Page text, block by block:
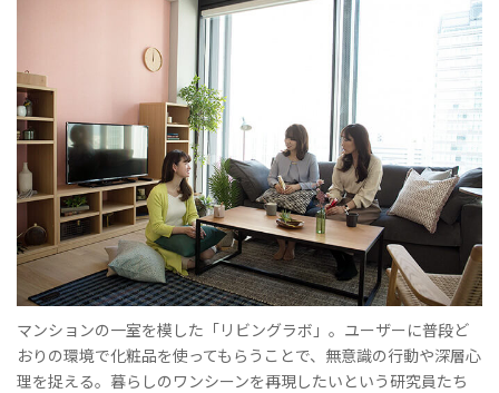
マンションの一室を模した「リビングラボ」。ユーザーに普段ど
おりの環境で化粧品を使ってもらうことで、無意識の行動や深層心
理を捉える。暮らしのワンシーンを再現したいという研究員たち